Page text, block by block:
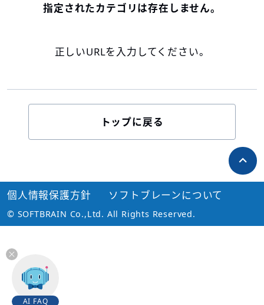
指定されたカテゴリは存在しません。
正しいURLを入力してください。
トップに戻る
© SOFTBRAIN Co.,Ltd. All Rights Reserved.
個人情報保護方針 ソフトブレーンについて
AI FAQ